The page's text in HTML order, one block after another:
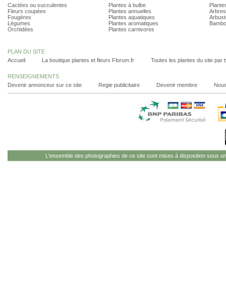
Cactées ou succulentes
Fleurs coupées
Fougères
Légumes
Orchidées
Plantes à bulbe
Plantes annuelles
Plantes aquatiques
Plantes aromatiques
Plantes carnivores
PLAN DU SITE
Accueil
La boutique plantes et fleurs Florum.fr Toutes les plantes du site par
RENSEIGNEMENTS
Devenir annonceur sur ce site
Regie publicitaire Devenir membre
L'ensemble des photographies de ce site sont mises à disposition sous